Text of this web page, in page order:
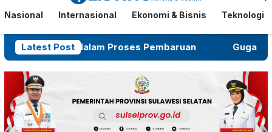
Mobile
Nasional Internasional Ekonomi & Bisnis Teknologi
Latest Post
Masih dalam Proses Pembaruan Gugatan